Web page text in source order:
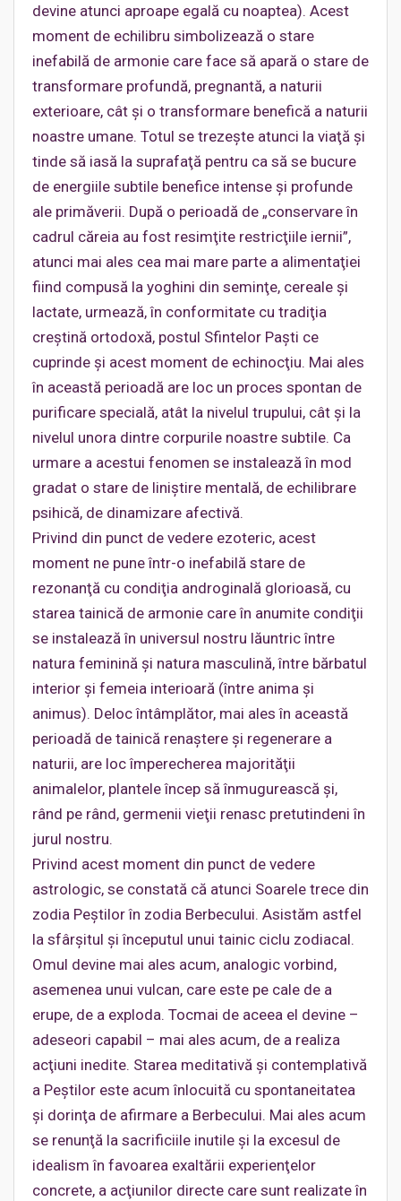
devine atunci aproape egală cu noaptea). Acest
moment de echilibru simbolizează o stare
inefabilă de armonie care face să apară o stare de
transformare profundă, pregnantă, a naturii
exterioare, cât şi o transformare benefică a naturii
noastre umane. Totul se trezeşte atunci la viaţă şi
tinde să iasă la suprafaţă pentru ca să se bucure
de energiile subtile benefice intense şi profunde
ale primăverii. După o perioadă de „conservare în
cadrul căreia au fost resimţite restricţiile iernii”,
atunci mai ales cea mai mare parte a alimentaţiei
fiind compusă la yoghini din seminţe, cereale şi
lactate, urmează, în conformitate cu tradiţia
creştină ortodoxă, postul Sfintelor Paşti ce
cuprinde şi acest moment de echinocţiu. Mai ales
în această perioadă are loc un proces spontan de
purificare specială, atât la nivelul trupului, cât şi la
nivelul unora dintre corpurile noastre subtile. Ca
urmare a acestui fenomen se instalează în mod
gradat o stare de liniştire mentală, de echilibrare
psihică, de dinamizare afectivă.
Privind din punct de vedere ezoteric, acest
moment ne pune într-o inefabilă stare de
rezonanţă cu condiţia androginală glorioasă, cu
starea tainică de armonie care în anumite condiţii
se instalează în universul nostru lăuntric între
natura feminină şi natura masculină, între bărbatul
interior şi femeia interioară (între anima şi
animus). Deloc întâmplător, mai ales în această
perioadă de tainică renaştere şi regenerare a
naturii, are loc împerecherea majorităţii
animalelor, plantele încep să înmugurească şi,
rând pe rând, germenii vieţii renasc pretutindeni în
jurul nostru.
Privind acest moment din punct de vedere
astrologic, se constată că atunci Soarele trece din
zodia Peştilor în zodia Berbecului. Asistăm astfel
la sfârşitul şi începutul unui tainic ciclu zodiacal.
Omul devine mai ales acum, analogic vorbind,
asemenea unui vulcan, care este pe cale de a
erupe, de a exploda. Tocmai de aceea el devine –
adeseori capabil – mai ales acum, de a realiza
acţiuni inedite. Starea meditativă şi contemplativă
a Peştilor este acum înlocuită cu spontaneitatea
şi dorinţa de afirmare a Berbecului. Mai ales acum
se renunţă la sacrificiile inutile şi la excesul de
idealism în favoarea exaltării experienţelor
concrete, a acţiunilor directe care sunt realizate în